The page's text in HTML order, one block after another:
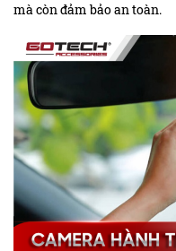
mà còn đảm bảo an toàn.